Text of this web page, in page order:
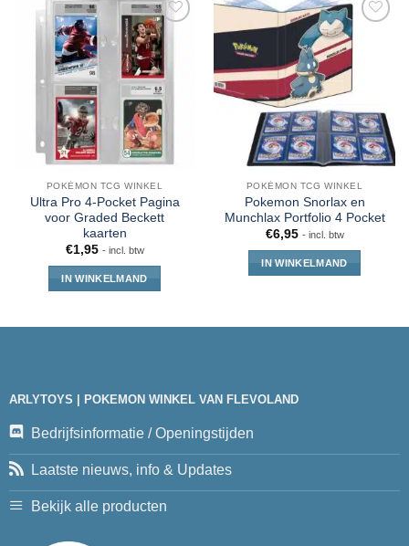
POKÉMON TCG WINKEL
Ultra Pro 4-Pocket Pagina
voor Graded Beckett
kaarten
€1,95 - incl. btw
IN WINKELMAND
POKÉMON TCG WINKEL
Pokemon Snorlax en
Munchlax Portfolio 4 Pocket
€6,95 - incl. btw
IN WINKELMAND
ARLYTOYS | POKEMON WINKEL VAN FLEVOLAND
Bedrijfsinformatie / Openingstijden
Laatste nieuws, info & Updates
Bekijk alle producten